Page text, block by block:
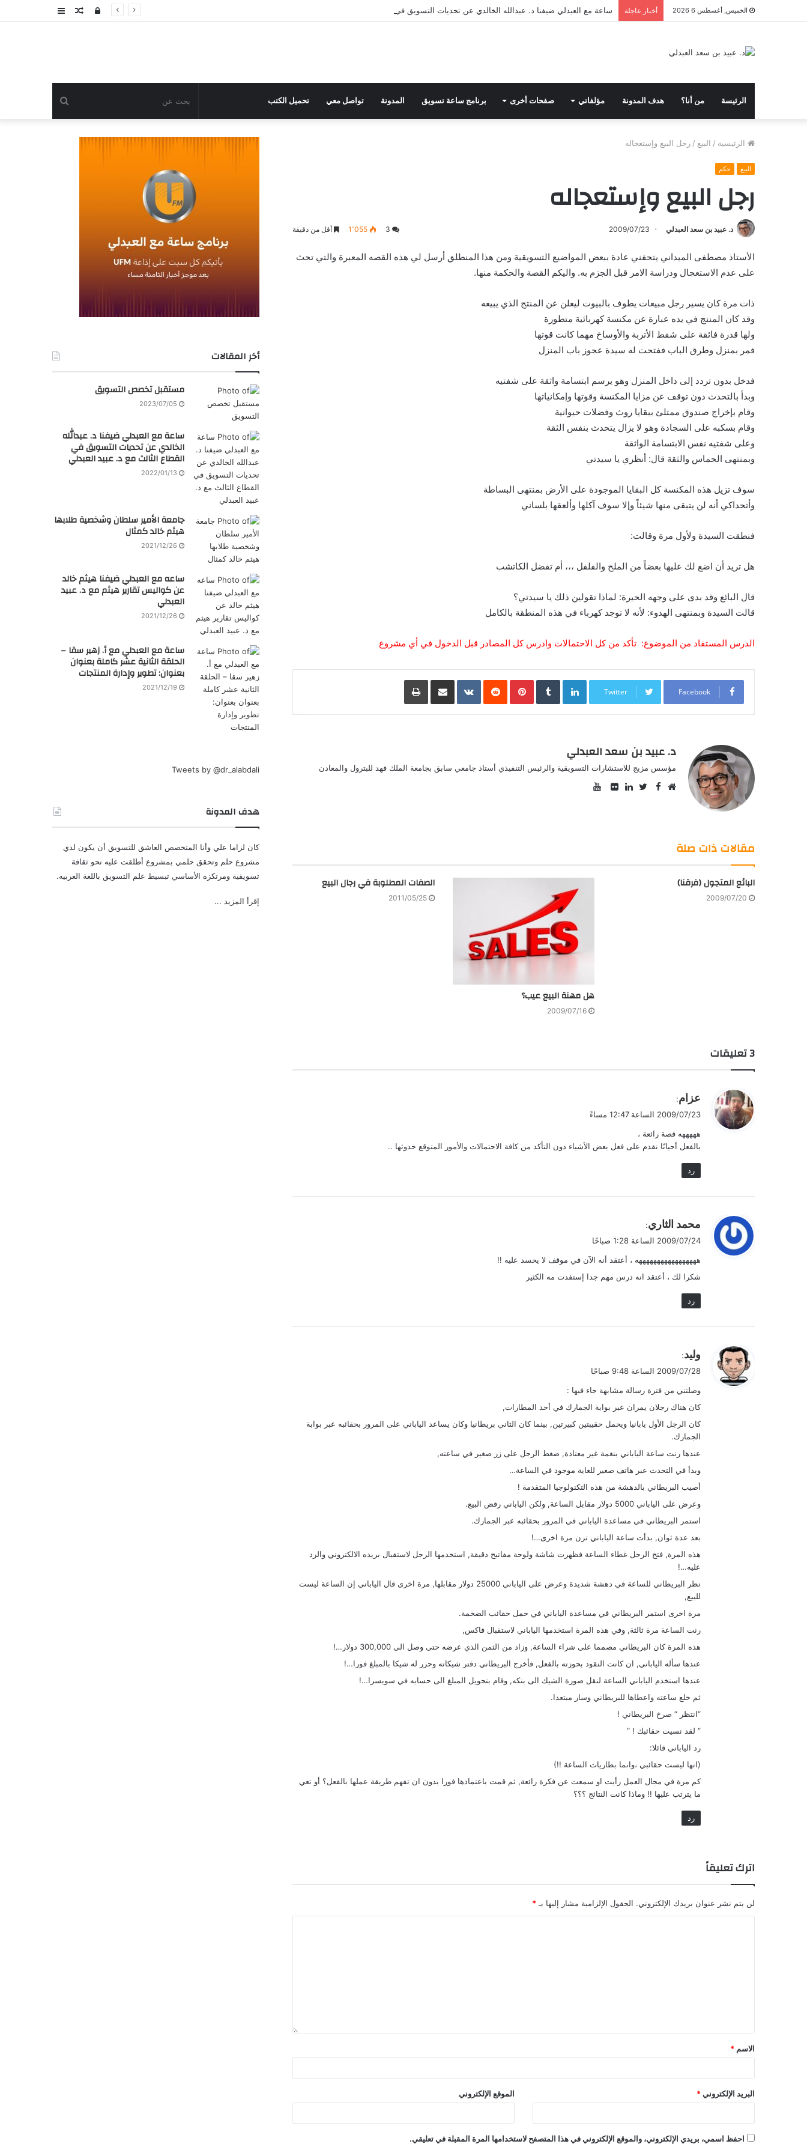
الخميس, أغسطس 6 2026 أخبار عاجلة ساعة مع العبدلي ضيفنا د. عبدالله الخالدي عن تحديات التسويق في القطاع الثالث مع د. عبيد العبدلي عمودمقالتسجيل
الرئيسة من أنا؟ هدف المدونة مؤلفاتي صفحات أخرى برنامج ساعة تسويق المدونة تواصل معي تحميل الكتب بحث
الرئيسية / البيع / رجل البيع وإستعجاله
البيع حكم
رجل البيع وإستعجاله
د. عبيد بن سعد العبدلي 2009/07/23
3 1٬055 أقل من دقيقة
الأستاذ مصطفى الميداني يتحفني عادة ببعض المواضيع التسويقية ومن هذا المنطلق أرسل لي هذه القصه المعبرة والتي تحث
على عدم الاستعجال ودراسة الامر قبل الجزم به. واليكم القصة والحكمة منها.
ذات مرة كان يسير رجل مبيعات يطوف بالبيوت ليعلن عن المنتج الذي يبيعه
وقد كان المنتج في يده عبارة عن مكنسة كهربائية متطورة
ولها قدرة فائقة على شفط الأتربة والأوساخ مهما كانت قوتها
فمر بمنزل وطرق الباب ففتحت له سيدة عجوز باب المنزل
فدخل بدون تردد إلى داخل المنزل وهو يرسم ابتسامة واثقة على شفتيه
وبدأ بالتحدث دون توقف عن مزايا المكنسة وقوتها وإمكانياتها
وقام بإخراج صندوق ممتلئ ببقايا روث وفضلات حيوانية
وقام بسكبه على السجادة وهو لا يزال يتحدث بنفس الثقة
وعلى شفتيه نفس الابتسامة الواثقة
وبمنتهى الحماس والثقة قال: أنظري يا سيدتي
سوف تزيل هذه المكنسة كل البقايا الموجودة على الأرض بمنتهى البساطة
وأتحداكي أنه لن يتبقى منها شيئاً وإلا سوف آكلها وألعقها بلساني
فنطقت السيدة ولأول مرة وقالت:
هل تريد أن اضع لك عليها بعضاً من الملح والفلفل ،،، أم تفضل الكاتشب
قال البائع وقد بدى على وجهه الحيرة: لماذا تقولين ذلك يا سيدتي؟
قالت السيدة وبمنتهى الهدوء: لأنه لا توجد كهرباء في هذه المنطقة بالكامل
الدرس المستفاد من الموضوع: تأكد من كل الاحتمالات وادرس كل المصادر قبل الدخول في أي مشروع
Facebook
Twitter
LinkedIn
Pinterest مشاركة عبر البريد طباعة
د. عبيد بن سعد العبدلي
مؤسس مزيج للاستشارات التسويقية والرئيس التنفيذي أستاذ جامعي سابق بجامعة الملك فهد للبترول والمعادن
Facebook
مقالات ذات صلة
البائع المتجول (فرقنا)
2009/07/20
هل مهنة البيع عيب؟
2009/07/16
الصفات المطلوبة في رجال البيع
2011/05/25
‫3 تعليقات
ي
ل
عزام:
2009/07/23 الساعة 12:47 مساءً
هههههه قصة رائعة ،
بالفعل أحيانًا نقدم على فعل بعض الأشياء دون التأكد من كافة الاحتمالات والأمور المتوقع حدوثها ..
رد
ل
محمد الثاري:
2009/07/24 الساعة 1:28 صباحًا
هههههههههههههههههه ، أعتقد أنه الآن في موقف لا يحسد عليه !!
شكرا لك ، أعتقد انه درس مهم جدا إستفدت مه الكثير
رد
ل
وليد:
2009/07/28 الساعة 9:48 صباحًا
وصلتني من فترة رسالة مشابهة جاء فيها :
كان هناك رجلان يمران عبر بوابة الجمارك في أحد المطارات,
كان الرجل الأول يابانيا ويحمل حقيبتين كبيرتين, بينما كان الثاني بريطانيا وكان يساعد الياباني على المرور بحقائبه عبر بوابة
الجمارك.
عندها رنت ساعة الياباني بنغمة غير معتادة, ضغط الرجل على زر صغير في ساعته,
وبدأ في التحدث عبر هاتف صغير للغاية موجود في الساعة…
أصيب البريطاني بالدهشة من هذه التكنولوجيا المتقدمة !
وعرض على الياباني 5000 دولار مقابل الساعة, ولكن الياباني رفض البيع.
استمر البريطاني في مساعدة الياباني في المرور بحقائبه عبر الجمارك.
بعد عدة ثوان, بدأت ساعة الياباني ترن مرة اخرى…!
هذه المرة, فتح الرجل غطاء الساعة فظهرت شاشة ولوحة مفاتيح دقيقة, استخدمها الرجل لاستقبال بريده الالكتروني والرد
عليه…!
نظر البريطاني للساعة في دهشة شديدة وعرض على الياباني 25000 دولار مقابلها, مرة اخرى قال الياباني إن الساعة ليست
للبيع,
مرة اخرى استمر البريطاني في مساعدة الياباني في حمل حقائب الضخمة.
رنت الساعة مرة ثالثة, وفي هذه المرة استخدمها الياباني لاستقبال فاكس,
هذه المرة كان البريطاني مصمما على شراء الساعة, وزاد من الثمن الذي عرضه حتى وصل الى 300,000 دولار…!
عندها سأله الياباني, ان كانت النقود بحوزته بالفعل, فأخرج البريطاني دفتر شيكاته وحرر له شيكا بالمبلغ فورا…!
عندها استخدم الياباني الساعة لنقل صورة الشيك الى بنكه, وقام بتحويل المبلغ الى حسابه في سويسرا…!
ثم خلع ساعته واعطاها للبريطاني وسار مبتعدا.
“انتظر “ صرخ البريطاني !
” لقد نسيت حقائبك ! “
رد الياباني قائلا:
(انها ليست حقائبي ،وانما بطاريات الساعة !!)
كم مرة في مجال العمل رأيت او سمعت عن فكرة رائعة, ثم قمت باعتمادها فورا بدون ان تفهم طريقة عملها بالفعل؟ أو تعي
ما يترتب عليها !! وماذا كانت النتائج ؟؟؟
رد
اترك تعليقاً
لن يتم نشر عنوان بريدك الإلكتروني. الحقول الإلزامية مشار إليها بـ *
الاسم *
البريد الإلكتروني * الموقع الإلكتروني
احفظ اسمي، بريدي الإلكتروني، والموقع الإلكتروني في هذا المتصفح لاستخدامها المرة المقبلة في تعليقي.
أخر المقالات
مستقبل تخصص التسويق
2023/07/05
ساعة مع العبدلي ضيفنا د. عبدالله
الخالدي عن تحديات التسويق في
القطاع الثالث مع د. عبيد العبدلي
2022/01/13
جامعة الأمير سلطان وشخصية طلابها
هيثم خالد كمثال
2021/12/26
ساعه مع العبدلي ضيفنا هيثم خالد
عن كواليس تقارير هيثم مع د. عبيد
العبدلي
2021/12/26
ساعة مع العبدلي مع أ. زهير سقا –
الحلقة الثانية عشر كاملة بعنوان
بعنوان: تطوير وإدارة المنتجات
2021/12/19
Tweets by @dr_alabdali
هدف المدونة
كان لزاما علي وأنا المتخصص العاشق للتسويق أن يكون لدي
مشروع حلم وتحقق حلمي بمشروع أطلقت عليه نحو ثقافة
تسويقية ومرتكزه الأساسي تبسيط علم التسويق باللغة العربيه.
إقرأ المزيد ...